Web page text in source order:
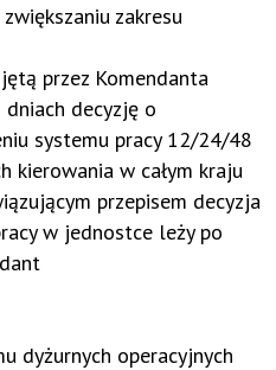
zakresu
przez Komendanta
dniach decyzję o
systemu pracy 12/24/48
kierowania w całym kraju
przepisem decyzja
w jednostce leży po
dyżurnych operacyjnych